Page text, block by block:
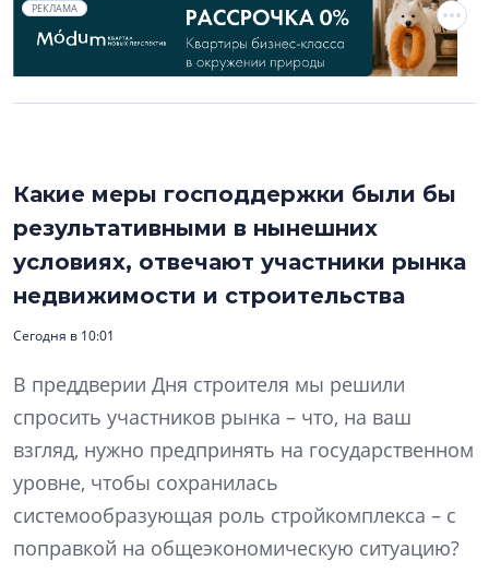
РЕКЛАМА
Какие меры господдержки были бы
результативными в нынешних
условиях, отвечают участники рынка
недвижимости и строительства
Сегодня в 10:01
В преддверии Дня строителя мы решили
спросить участников рынка – что, на ваш
взгляд, нужно предпринять на государственном
уровне, чтобы сохранилась
системообразующая роль стройкомплекса – с
поправкой на общеэкономическую ситуацию?